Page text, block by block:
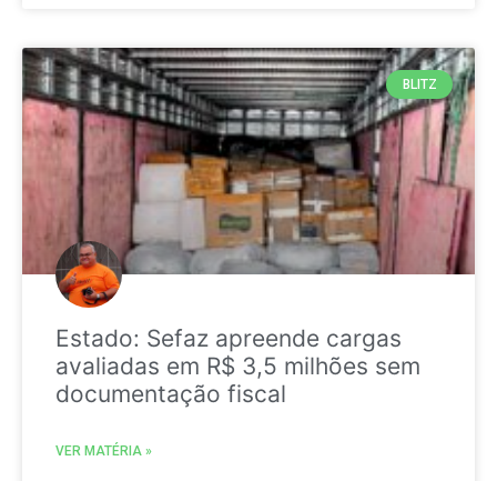
BLITZ
Estado: Sefaz apreende cargas
avaliadas em R$ 3,5 milhões sem
documentação fiscal
VER MATÉRIA »